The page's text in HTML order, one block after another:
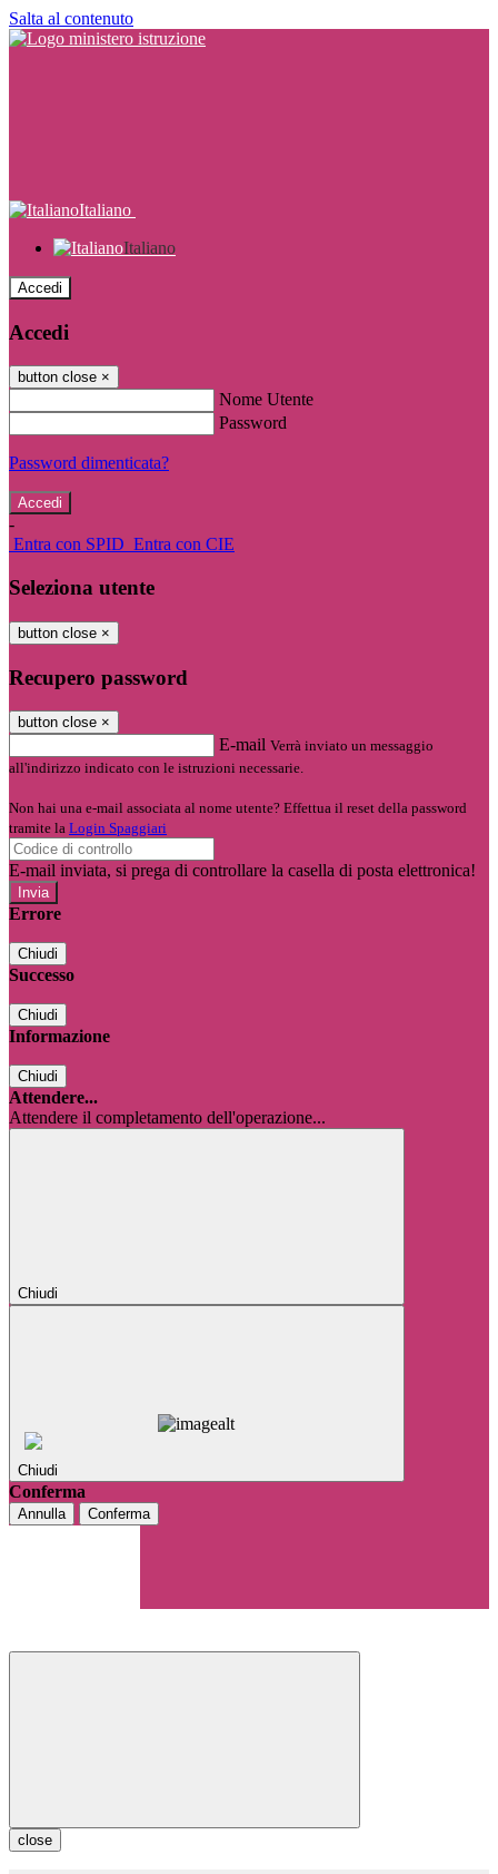
Salta al contenuto
Italiano
Italiano
Accedi
Accedi
button close ×
Nome Utente
Password
Password dimenticata?
-
Entra con SPID Entra con CIE
Seleziona utente
button close ×
Recupero password
button close ×
E-mail Verrà inviato un messaggio
all'indirizzo indicato con le istruzioni necessarie.
Non hai una e-mail associata al nome utente? Effettua il reset della password
tramite la Login Spaggiari
E-mail inviata, si prega di controllare la casella di posta elettronica!
Errore
Chiudi
Successo
Chiudi
Informazione
Chiudi
Attendere...
Attendere il completamento dell'operazione...
Chiudi
Chiudi
Conferma
Annulla Conferma
close